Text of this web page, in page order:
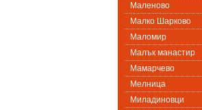
Маленово
Малко Шарково
Маломир
Малък манастир
Мамарчево
Мелница
Миладиновци